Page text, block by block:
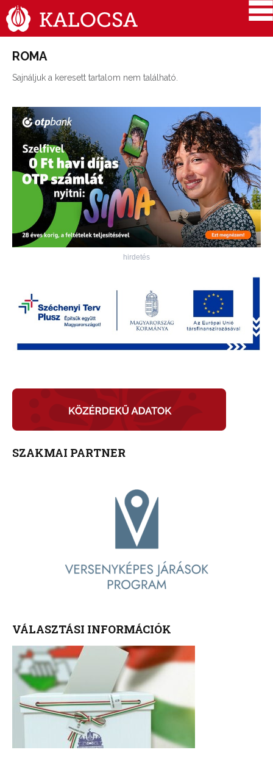
ROMA
Sajnáljuk a keresett tartalom nem található.
hirdetés
SZAKMAI PARTNER
VÁLASZTÁSI INFORMÁCIÓK